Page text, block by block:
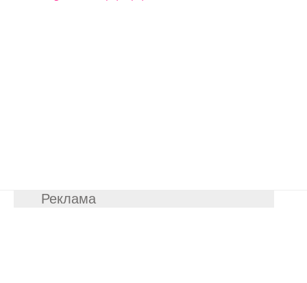
Реклама